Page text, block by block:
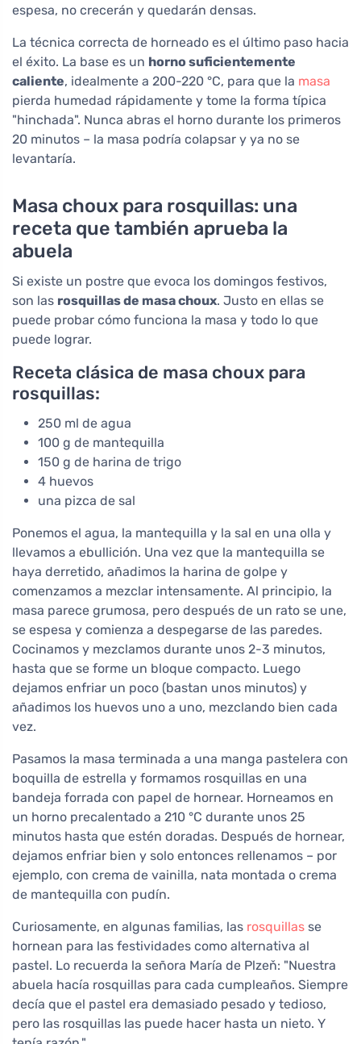
espesa, no crecerán y quedarán densas.
La técnica correcta de horneado es el último paso hacia
el éxito. La base es un horno suficientemente
caliente, idealmente a 200-220 °C, para que la masa
pierda humedad rápidamente y tome la forma típica
"hinchada". Nunca abras el horno durante los primeros
20 minutos – la masa podría colapsar y ya no se
levantaría.
Masa choux para rosquillas: una
receta que también aprueba la
abuela
Si existe un postre que evoca los domingos festivos,
son las rosquillas de masa choux. Justo en ellas se
puede probar cómo funciona la masa y todo lo que
puede lograr.
Receta clásica de masa choux para
rosquillas:
250 ml de agua
100 g de mantequilla
150 g de harina de trigo
4 huevos
una pizca de sal
Ponemos el agua, la mantequilla y la sal en una olla y
llevamos a ebullición. Una vez que la mantequilla se
haya derretido, añadimos la harina de golpe y
comenzamos a mezclar intensamente. Al principio, la
masa parece grumosa, pero después de un rato se une,
se espesa y comienza a despegarse de las paredes.
Cocinamos y mezclamos durante unos 2-3 minutos,
hasta que se forme un bloque compacto. Luego
dejamos enfriar un poco (bastan unos minutos) y
añadimos los huevos uno a uno, mezclando bien cada
vez.
Pasamos la masa terminada a una manga pastelera con
boquilla de estrella y formamos rosquillas en una
bandeja forrada con papel de hornear. Horneamos en
un horno precalentado a 210 °C durante unos 25
minutos hasta que estén doradas. Después de hornear,
dejamos enfriar bien y solo entonces rellenamos – por
ejemplo, con crema de vainilla, nata montada o crema
de mantequilla con pudín.
Curiosamente, en algunas familias, las rosquillas se
hornean para las festividades como alternativa al
pastel. Lo recuerda la señora María de Plzeň: "Nuestra
abuela hacía rosquillas para cada cumpleaños. Siempre
decía que el pastel era demasiado pesado y tedioso,
pero las rosquillas las puede hacer hasta un nieto. Y